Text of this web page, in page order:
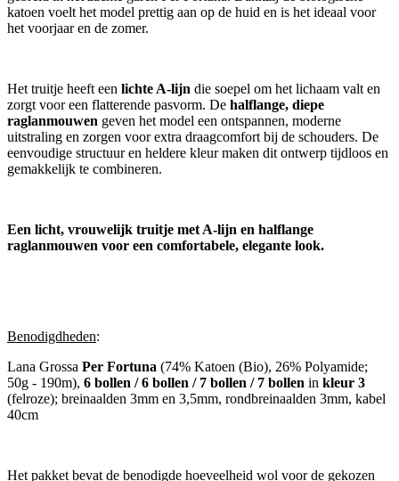
katoen voelt het model prettig aan op de huid en is het ideaal voor
het voorjaar en de zomer.
Het truitje heeft een lichte A-lijn die soepel om het lichaam valt en
zorgt voor een flatterende pasvorm. De halflange, diepe
raglanmouwen geven het model een ontspannen, moderne
uitstraling en zorgen voor extra draagcomfort bij de schouders. De
eenvoudige structuur en heldere kleur maken dit ontwerp tijdloos en
gemakkelijk te combineren.
Een licht, vrouwelijk truitje met A-lijn en halflange
raglanmouwen voor een comfortabele, elegante look.
Benodigdheden:
Lana Grossa Per Fortuna (74% Katoen (Bio), 26% Polyamide;
50g - 190m), 6 bollen / 6 bollen / 7 bollen / 7 bollen in kleur 3
(felroze); breinaalden 3mm en 3,5mm, rondbreinaalden 3mm, kabel
40cm
Het pakket bevat de benodigde hoeveelheid wol voor de gekozen